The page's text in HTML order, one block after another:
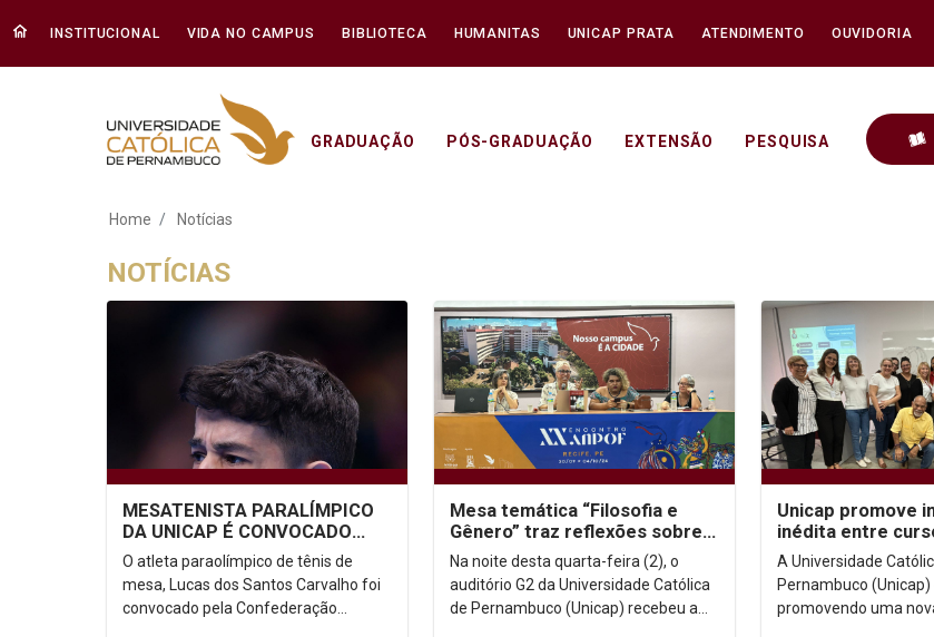
INSTITUCIONAL VIDA NO CAMPUS BIBLIOTECA HUMANITAS UNICAP PRATA ATENDIMENTO OUVIDORIA
GRADUAÇÃO PÓS-GRADUAÇÃO EXTENSÃO PESQUISA
Notícias - Unicap
Home Notícias
NOTÍCIAS
MESATENISTA PARALÍMPICO
DA UNICAP É CONVOCADO
PARA SELEÇÃO BRASILEIRA
O atleta paraolímpico de tênis de
mesa, Lucas dos Santos Carvalho foi
convocado pela Confederação
Mesa temática “Filosofia e
Gênero” traz reflexões sobre
transgeneridade, feminismo e
colonialidade
Na noite desta quarta-feira (2), o
auditório G2 da Universidade Católica
de Pernambuco (Unicap) recebeu a
Unicap promove
inédita entre
para ampliar
fortalecer a...
A Universidade
Pernambuco
promovendo uma